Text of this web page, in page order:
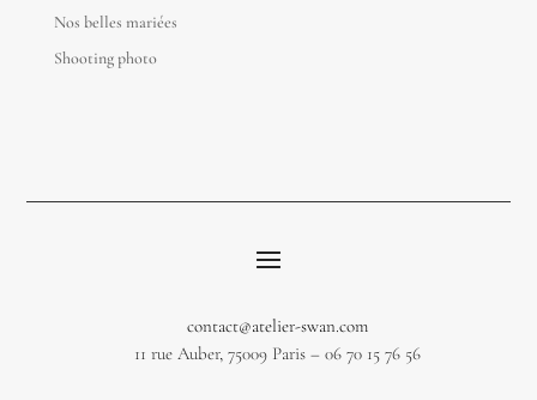
Nos belles mariées
Shooting photo
contact@atelier-swan.com
11 rue Auber, 75009 Paris – 06 70 15 76 56